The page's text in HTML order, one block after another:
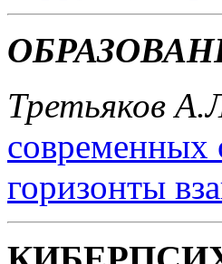
Третьяков
современных
горизонты